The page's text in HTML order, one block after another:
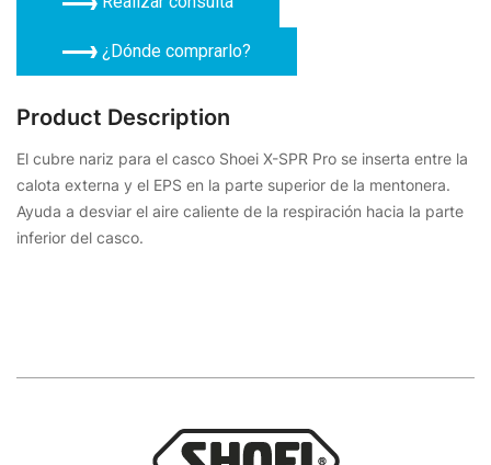
¿Dónde comprarlo?
Product Description
El cubre nariz para el casco Shoei X-SPR Pro se inserta entre la
calota externa y el EPS en la parte superior de la mentonera.
Ayuda a desviar el aire caliente de la respiración hacia la parte
inferior del casco.